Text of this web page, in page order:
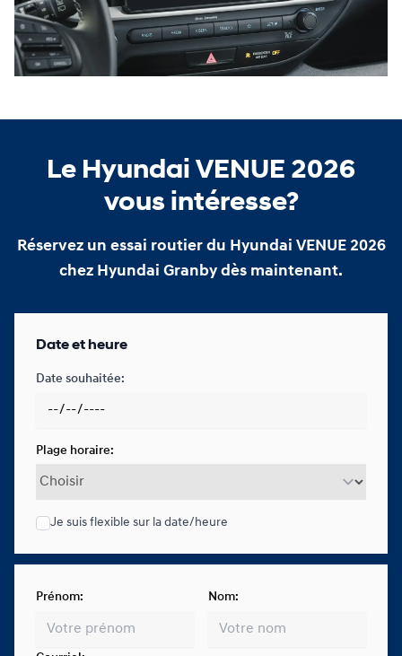
Le Hyundai VENUE 2026
vous intéresse?
Réservez un essai routier du Hyundai VENUE 2026
chez Hyundai Granby dès maintenant.
Date et heure
Date souhaitée:
Plage horaire:
Je suis flexible sur la date/heure
Prénom: Nom: